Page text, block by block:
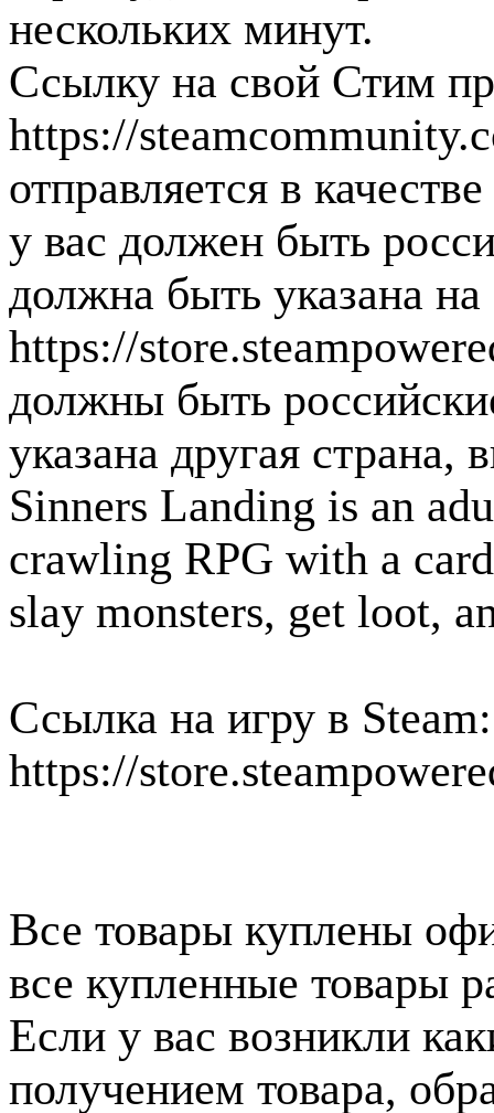
нескольких минут.
Ссылку на свой Стим
https://
отправляется в
у вас должен быть
должна быть указана
https://
должны быть
указана другая страна,
Sinners Landing is an
crawling RPG with a
slay monsters, get loot,
Ссылка на игру в Steam:
https://
Все товары куплены
все купленные товары
Если у вас возникли
получением товара,